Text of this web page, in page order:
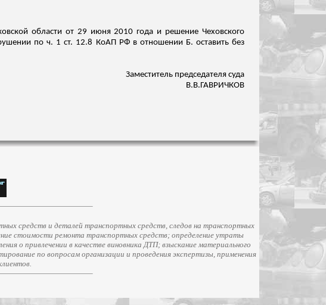
области от 29 июня 2010 года и решение Чеховского
по ч. 1 ст. 12.8 КоАП РФ в отношении Б. оставить без
Заместитель председателя суда
В.В.ГАВРИЧКОВ
средств и деталей транспортных средств, следов на транспортных
стоимости ремонта транспортных средств; определение утраты
о привлечении в качестве виновника ДТП; взыскание материального
по вопросам организации и проведения экспертизы, применения